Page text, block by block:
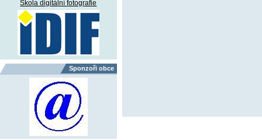
Škola digitální fotografie
Sponzoři obce